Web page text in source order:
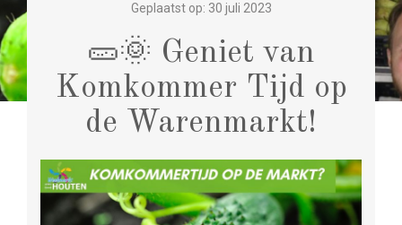
Geplaatst op: 30 juli 2023
🥒🌞 Geniet van
Komkommer Tijd op
de Warenmarkt!